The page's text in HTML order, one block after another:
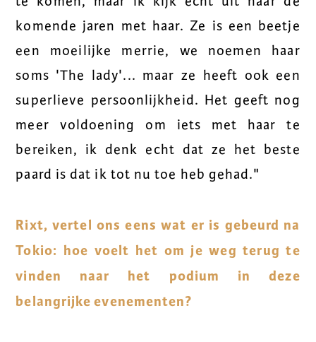
komende jaren met haar. Ze is een beetje
een moeilijke merrie, we noemen haar
soms 'The lady'... maar ze heeft ook een
superlieve persoonlijkheid. Het geeft nog
meer voldoening om iets met haar te
bereiken, ik denk echt dat ze het beste
paard is dat ik tot nu toe heb gehad."
Rixt, vertel ons eens wat er is gebeurd na
Tokio: hoe voelt het om je weg terug te
vinden naar het podium in deze
belangrijke evenementen?